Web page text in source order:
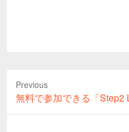
Previous
Previous
post:
無料で参加できる「